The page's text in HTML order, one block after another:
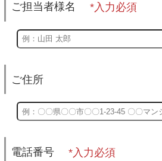
ご担当者様名
ご住所
電話番号